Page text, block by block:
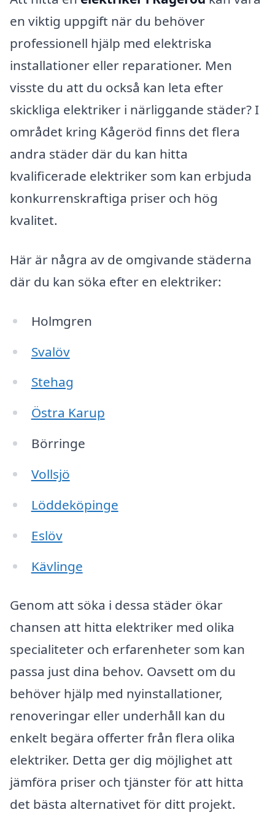
en viktig uppgift när du behöver
professionell hjälp med elektriska
installationer eller reparationer. Men
visste du att du också kan leta efter
skickliga elektriker i närliggande städer? I
området kring Kågeröd finns det flera
andra städer där du kan hitta
kvalificerade elektriker som kan erbjuda
konkurrenskraftiga priser och hög
kvalitet.
Här är några av de omgivande städerna
där du kan söka efter en elektriker:
Holmgren
Svalöv
Stehag
Östra Karup
Börringe
Vollsjö
Löddeköpinge
Eslöv
Kävlinge
Genom att söka i dessa städer ökar
chansen att hitta elektriker med olika
specialiteter och erfarenheter som kan
passa just dina behov. Oavsett om du
behöver hjälp med nyinstallationer,
renoveringar eller underhåll kan du
enkelt begära offerter från flera olika
elektriker. Detta ger dig möjlighet att
jämföra priser och tjänster för att hitta
det bästa alternativet för ditt projekt.